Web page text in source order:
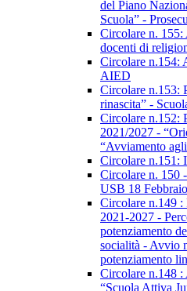
del Piano
Scuola” -
Circolare n. 155:
docenti di
Circolare n.154:
AIED
Circolare n.153:
rinascita” -
Circolare n.152:
2021/2027 -
“Avviamento
Circolare n.151:
Circolare n. 150
USB 18
Circolare n.149 :
2021-2027 -
potenziamento
socialità - Avvio
potenziamento
Circolare n.148
“Scuola Attiva